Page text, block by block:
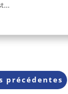
précédentes